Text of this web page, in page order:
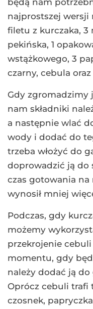
będą nam
najprostszej wersji
filetu z kurczaka, 3
pekińska, 1
wstążkowego, 3
czarny, cebula
Gdy zgromadzimy
nam składniki
a następnie wlać
wody i dodać do
trzeba włożyć do
doprowadzić ją do
czas gotowania na
wynosił mniej
Podczas, gdy
możemy
przekrojenie cebuli
momentu, gdy
należy dodać ją
Oprócz cebuli trafi
czosnek,